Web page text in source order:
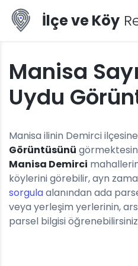
İlçe ve Köy
Manisa
Uydu
Manisa ilinin Demirci
Görüntüsünü
Manisa Demirci
köylerini görebilir, ayn
sorgulaalanından ada
veya yerleşim yerlerinin,
parsel bilgisi